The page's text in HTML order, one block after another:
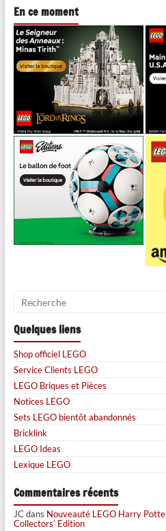
En ce moment
Quelques liens
Shop officiel LEGO
Service Clients LEGO
LEGO Briques et Pièces
Notices LEGO
Sets LEGO bientôt abandonnés
Bricklink
LEGO Ideas
Lexique LEGO
Commentaires récents
JCdans Nouveauté LEGO Harry
Collectors’ Edition